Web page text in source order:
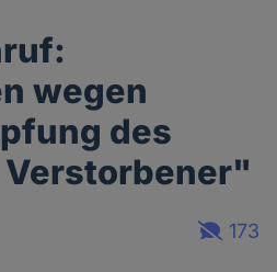
wegen
des
173